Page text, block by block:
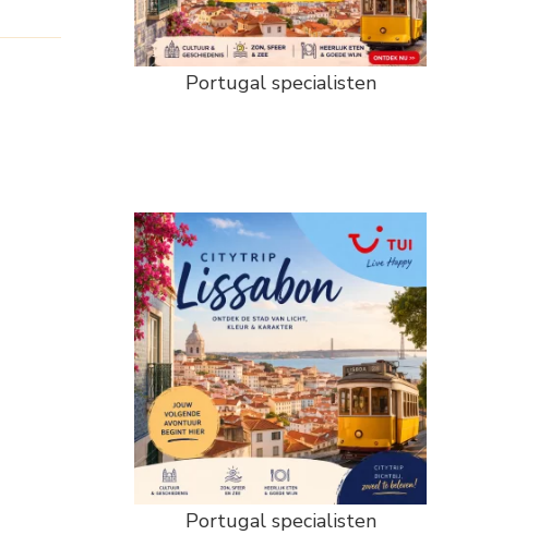
Portugal specialisten
Portugal specialisten